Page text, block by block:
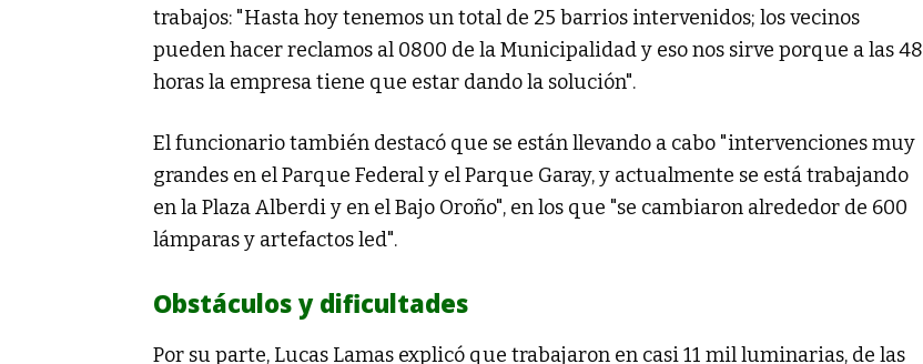
trabajos: "Hasta hoy tenemos un total de 25 barrios intervenidos; los vecinos
pueden hacer reclamos al 0800 de la Municipalidad y eso nos sirve porque a las 48
horas la empresa tiene que estar dando la solución".
El funcionario también destacó que se están llevando a cabo "intervenciones muy
grandes en el Parque Federal y el Parque Garay, y actualmente se está trabajando
en la Plaza Alberdi y en el Bajo Oroño", en los que "se cambiaron alrededor de 600
lámparas y artefactos led".
Obstáculos y dificultades
Por su parte, Lucas Lamas explicó que trabajaron en casi 11 mil luminarias, de las